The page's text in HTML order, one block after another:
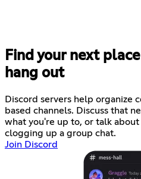
Find your next
hang out
Discord servers help organize
based channels. Discuss that
what you're up to, or talk
clogging up a group chat.
Join Discord